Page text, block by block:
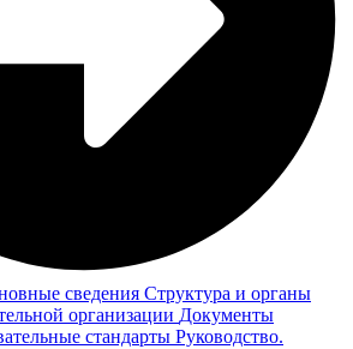
сведения Структура и органы
организации Документы
стандарты Руководство.